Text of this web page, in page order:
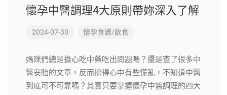
懷孕中醫調理4大原則帶妳深入了解
2024-07-30 懷孕食譜/飲食
媽咪們總是擔心吃中藥吃出問題嗎？還是查了很多中
醫安胎的文章，反而搞得心中有些慌亂，不知道中醫
到底可不可靠嗎？其實只要掌握懷孕中醫調理的四大